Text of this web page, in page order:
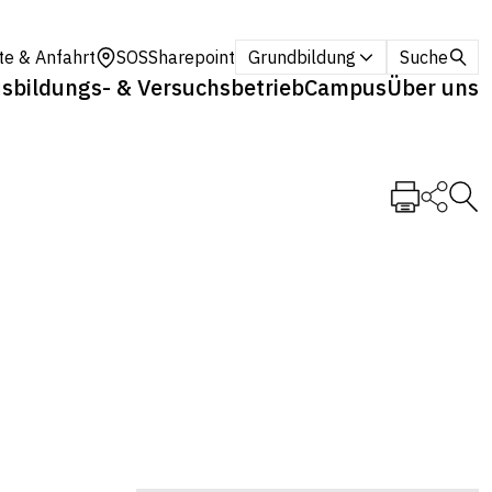
& Anfahrt SOSSharepoint Grundbildung Suche
& VersuchsbetriebCampusÜber uns